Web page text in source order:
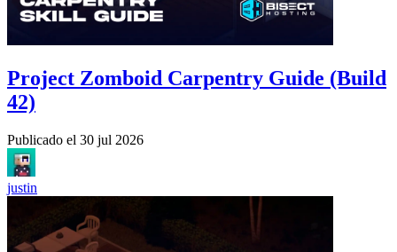
Project Zomboid Carpentry Guide (Build
42)
Publicado el 30 jul 2026
justin